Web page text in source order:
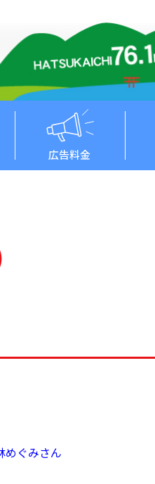
広告料金
めぐみさん